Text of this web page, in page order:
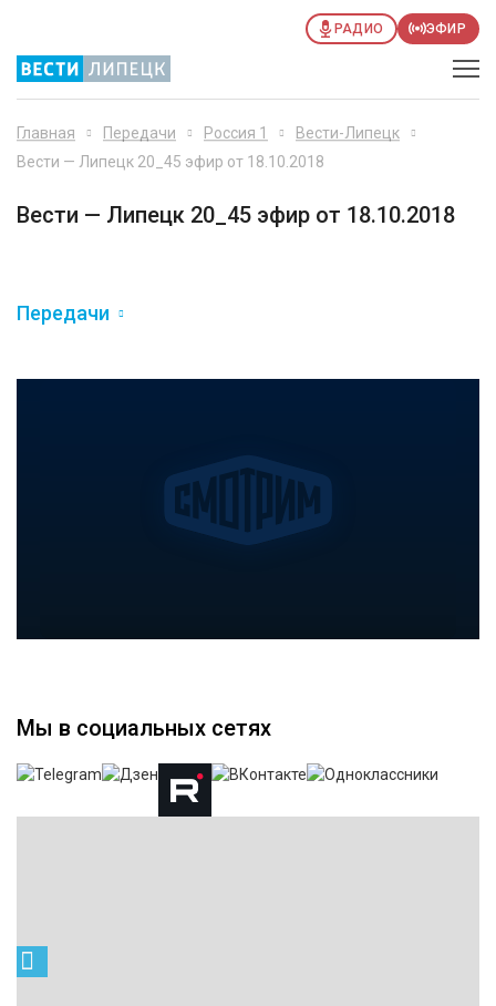
РАДИО ЭФИР
Главная Передачи Россия 1
Вести-Липецк
Вести — Липецк 20_45 эфир от 18.10.2018
Вести — Липецк 20_45 эфир от 18.10.2018
Передачи
Мы в социальных сетях